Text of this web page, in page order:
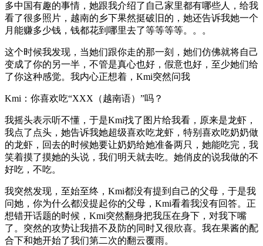
多中国有趣的事情，她跟我介绍了自己家里都有哪些人，给我
看了很多照片，越南的乡下果然挺破旧的，她还告诉我她一个
月能赚多少钱，钱都花到哪里去了等等等等。。。
这个时候我发现，当她们跟你走的那一刻，她们仿佛就将自己
变成了你的另一半，不管是真心也好，假意也好，至少她们给
了你这种感觉。我内心正想着，Kmi突然问我
Kmi：你喜欢吃“XXX（越南语）”吗？
我摇头表示听不懂，于是Kmi找了图片给我看，原来是龙虾，
我点了点头，她告诉我她超级喜欢吃龙虾，特别喜欢吃奶奶做
的龙虾，回去的时候她要让奶奶给她准备两只，她能吃完，我
笑着摸了摸她的头说，我们明天就去吃。她俏皮的说我做的不
好吃，不吃。
我突然发现，至始至终，Kmi都没有提到自己的父母，于是我
问她，你为什么都没提起你的父母，Kmi看着我没有回答。正
想错开话题的时候，Kmi突然翻身把我压在身下，对我下嘴
了。突然的攻势让我措不及防的同时又很欣喜。我在果酱的配
合下和她开始了我们第二次的翻云覆雨。